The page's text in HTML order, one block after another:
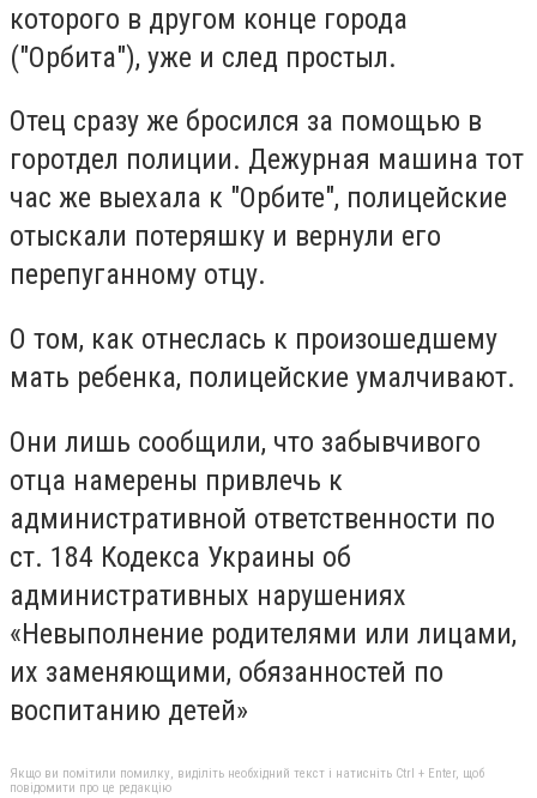
которого в другом конце города
("Орбита"), уже и след простыл.
Отец сразу же бросился за помощью в
горотдел полиции. Дежурная машина тот
час же выехала к "Орбите", полицейские
отыскали потеряшку и вернули его
перепуганному отцу.
О том, как отнеслась к произошедшему
мать ребенка, полицейские умалчивают.
Они лишь сообщили, что забывчивого
отца намерены привлечь к
административной ответственности по
ст. 184 Кодекса Украины об
административных нарушениях
«Невыполнение родителями или лицами,
их заменяющими, обязанностей по
воспитанию детей»
Якщо ви помітили помилку, виділіть необхідний текст і натисніть Ctrl + Enter, щоб
повідомити про це редакцію